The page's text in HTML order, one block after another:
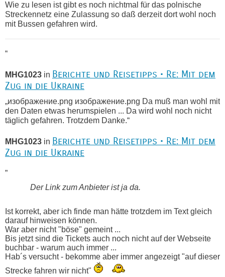
Wie zu lesen ist gibt es noch nichtmal für das polnische
Streckennetz eine Zulassung so daß derzeit dort wohl noch
mit Bussen gefahren wird.
“
MHG1023 in Berichte und Reisetipps • Re: Mit dem
Zug in die Ukraine
„изображение.png изображение.png Da muß man wohl mit
den Daten etwas herumspielen ... Da wird wohl noch nicht
täglich gefahren. Trotzdem Danke.“
MHG1023 in Berichte und Reisetipps • Re: Mit dem
Zug in die Ukraine
„
Der Link zum Anbieter ist ja da.
Ist korrekt, aber ich finde man hätte trotzdem im Text gleich
darauf hinweisen können.
War aber nicht "böse" gemeint ...
Bis jetzt sind die Tickets auch noch nicht auf der Webseite
buchbar - warum auch immer ...
Hab´s versucht - bekomme aber immer angezeigt "auf dieser
Strecke fahren wir nicht"